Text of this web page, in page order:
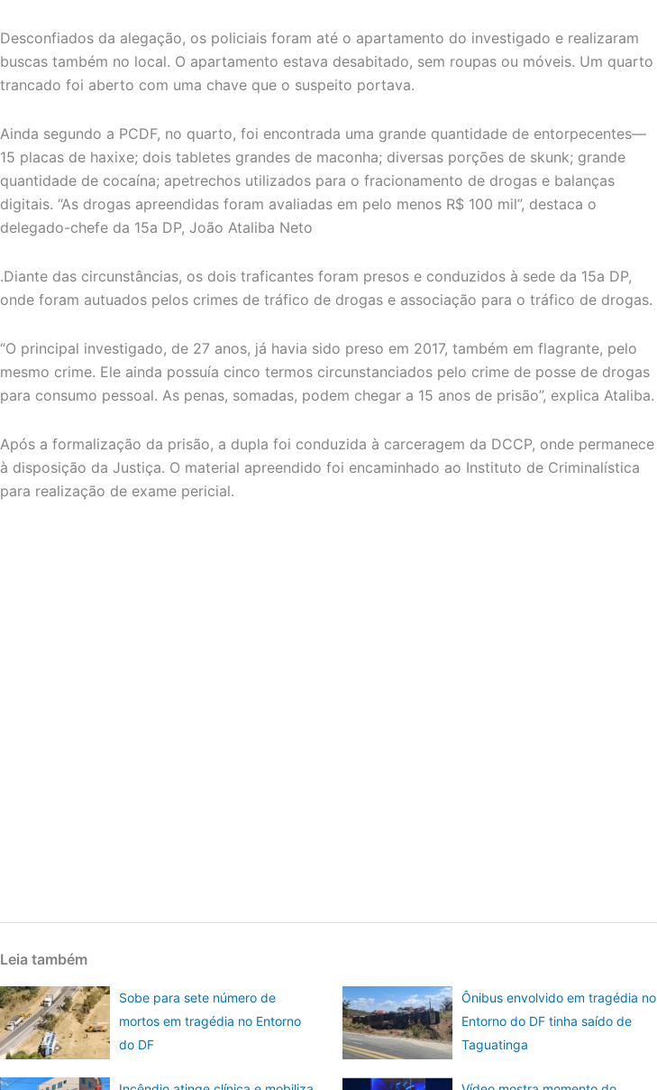
Desconfiados da alegação, os policiais foram até o apartamento do investigado e realizaram
buscas também no local. O apartamento estava desabitado, sem roupas ou móveis. Um quarto
trancado foi aberto com uma chave que o suspeito portava.
Ainda segundo a PCDF, no quarto, foi encontrada uma grande quantidade de entorpecentes—
15 placas de haxixe; dois tabletes grandes de maconha; diversas porções de skunk; grande
quantidade de cocaína; apetrechos utilizados para o fracionamento de drogas e balanças
digitais. “As drogas apreendidas foram avaliadas em pelo menos R$ 100 mil”, destaca o
delegado-chefe da 15a DP, João Ataliba Neto
.Diante das circunstâncias, os dois traficantes foram presos e conduzidos à sede da 15a DP,
onde foram autuados pelos crimes de tráfico de drogas e associação para o tráfico de drogas.
“O principal investigado, de 27 anos, já havia sido preso em 2017, também em flagrante, pelo
mesmo crime. Ele ainda possuía cinco termos circunstanciados pelo crime de posse de drogas
para consumo pessoal. As penas, somadas, podem chegar a 15 anos de prisão”, explica Ataliba.
Após a formalização da prisão, a dupla foi conduzida à carceragem da DCCP, onde permanece
à disposição da Justiça. O material apreendido foi encaminhado ao Instituto de Criminalística
para realização de exame pericial.
Leia também
Sobe para sete número de
mortos em tragédia no Entorno
do DF
Ônibus envolvido em tragédia no
Entorno do DF tinha saído de
Taguatinga